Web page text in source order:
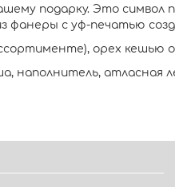
подарку. Это
фанеры с уф-печатью
орех кешью
наполнитель, атласная